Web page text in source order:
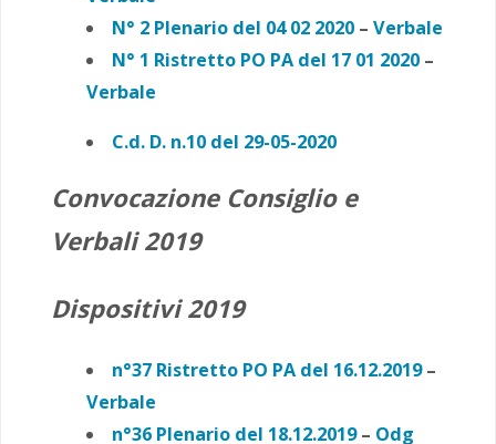
N° 2 Plenario del 04 02 2020 –Verbale
N° 1 Ristretto PO PA del 17 01 2020 –
Verbale
C.d. D. n.10 del 29-05-2020
Convocazione Consiglio e
Verbali 2019
Dispositivi 2019
n°37 Ristretto PO PA del 16.12.2019–
Verbale
n°36 Plenario del 18.12.2019– Odg